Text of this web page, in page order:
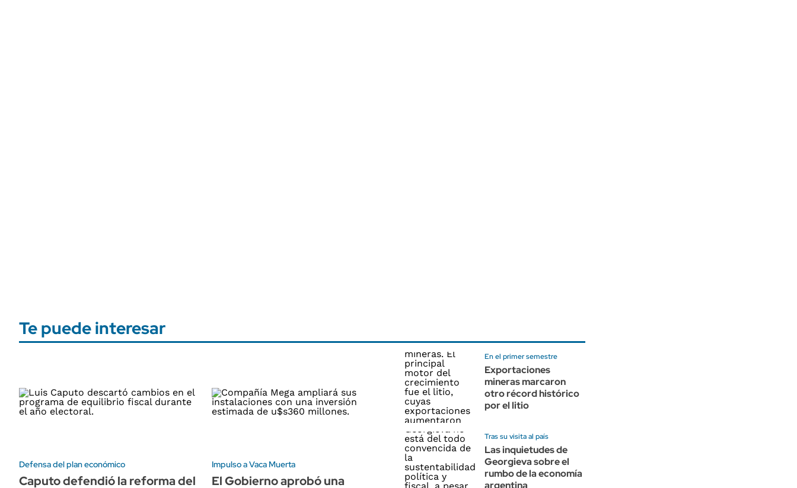
Te puede interesar
Defensa del plan económico
Caputo defendió la reforma del
Impulso a Vaca Muerta
El Gobierno aprobó una
En el primer semestre
Exportaciones
mineras marcaron
otro récord histórico
por el litio
Tras su visita al país
Las inquietudes de
Georgieva sobre el
rumbo de la economía
argentina